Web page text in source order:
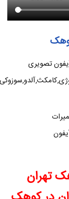
تصویری
تهران